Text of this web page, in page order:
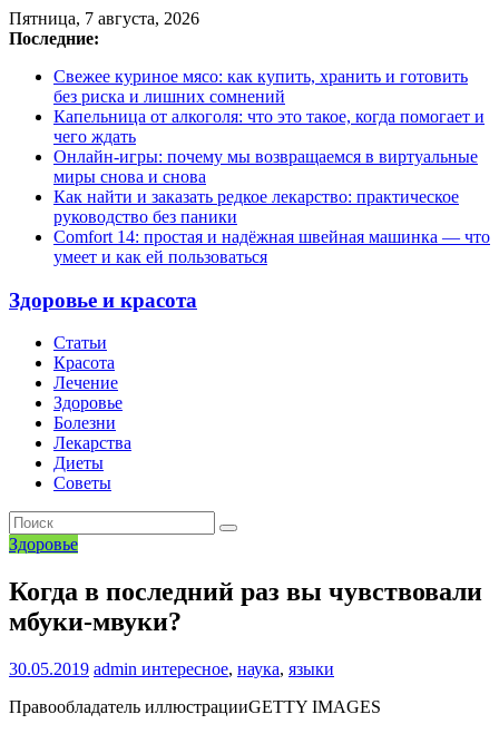
Пятница, 7 августа, 2026
Последние:
Свежее куриное мясо: как купить, хранить и готовить
без риска и лишних сомнений
Капельница от алкоголя: что это такое, когда помогает и
чего ждать
Онлайн-игры: почему мы возвращаемся в виртуальные
миры снова и снова
Как найти и заказать редкое лекарство: практическое
руководство без паники
Comfort 14: простая и надёжная швейная машинка — что
умеет и как ей пользоваться
Здоровье и красота
Статьи
Красота
Лечение
Здоровье
Болезни
Лекарства
Диеты
Советы
Здоровье
Когда в последний раз вы чувствовали
мбуки-мвуки?
30.05.2019 admin интересное, наука, языки
Правообладатель иллюстрацииGETTY IMAGES